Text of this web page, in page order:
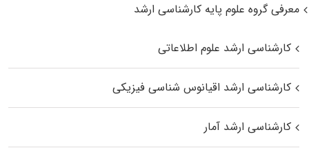
معرفی گروه علوم پایه کارشناسی ارشد
کارشناسی ارشد علوم اطلاعاتی
کارشناسی ارشد اقیانوس‌ شناسی فیزیکی
کارشناسی ارشد آمار